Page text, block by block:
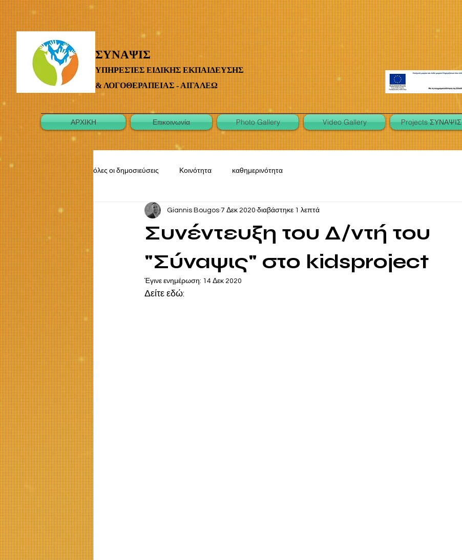
ΣΥΝΑΨΙΣ
ΥΠΗΡΕΣΊΕΣ ΕΙΔΙΚΗΣ ΕΚΠΑΙΔΕΥΣΗΣ
& ΛΟΓΟΘΕΡΑΠΕΙΑΣ - ΑΙΓΑΛΕΩ
ΑΡΧΙΚΗ Επικοινωνία Photo Gallery Video Gallery Projects ΣΥΝΑΨΙΣ
όλες οι δημοσιεύσεις Κοινότητα καθημερινότητα
Συνέντευξη του Δ/ντή του
"Σύναψις" στο kidsproject
Giannis Bougos 7 Δεκ 2020 διαβάστηκε 1 λεπτά
Έγινε ενημέρωση: 14 Δεκ 2020
Δείτε εδώ: